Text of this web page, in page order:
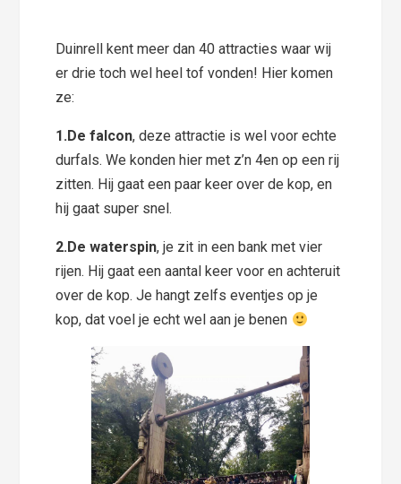
Duinrell kent meer dan 40 attracties waar wij
er drie toch wel heel tof vonden! Hier komen
ze:
1.De falcon, deze attractie is wel voor echte
durfals. We konden hier met z’n 4en op een rij
zitten. Hij gaat een paar keer over de kop, en
hij gaat super snel.
2.De waterspin, je zit in een bank met vier
rijen. Hij gaat een aantal keer voor en achteruit
over de kop. Je hangt zelfs eventjes op je
kop, dat voel je echt wel aan je benen